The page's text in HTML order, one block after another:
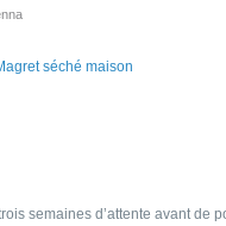
semaines d’attente avant de